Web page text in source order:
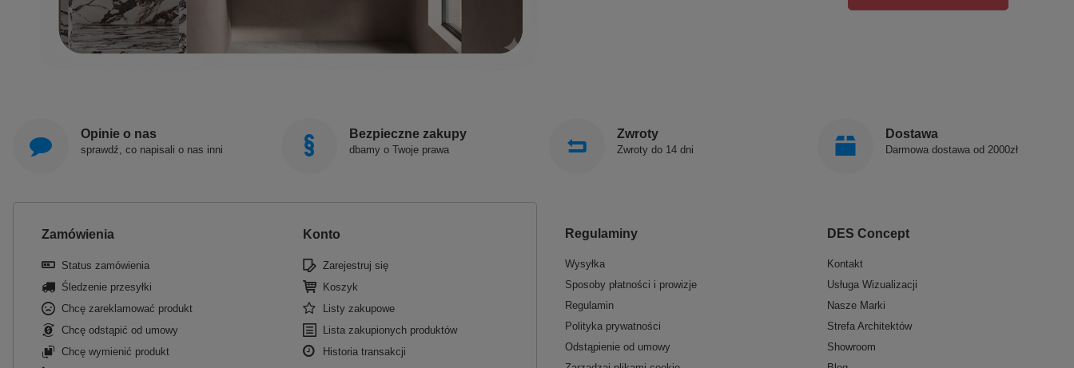
Opinie o nas
sprawdź, co napisali o nas inni
Bezpieczne zakupy
dbamy o Twoje prawa
Zwroty
Zwroty do 14 dni
Dostawa
Darmowa dostawa od 2000zł
Zamówienia
Status zamówienia
Śledzenie przesyłki
Chcę zareklamować produkt
Chcę odstąpić od umowy
Chcę wymienić produkt
Konto
Zarejestruj się
Koszyk
Listy zakupowe
Lista zakupionych produktów
Historia transakcji
Regulaminy
Wysyłka
Sposoby płatności i prowizje
Regulamin
Polityka prywatności
Odstąpienie od umowy
DES Concept
Kontakt
Usługa Wizualizacji
Nasze Marki
Strefa Architektów
Showroom